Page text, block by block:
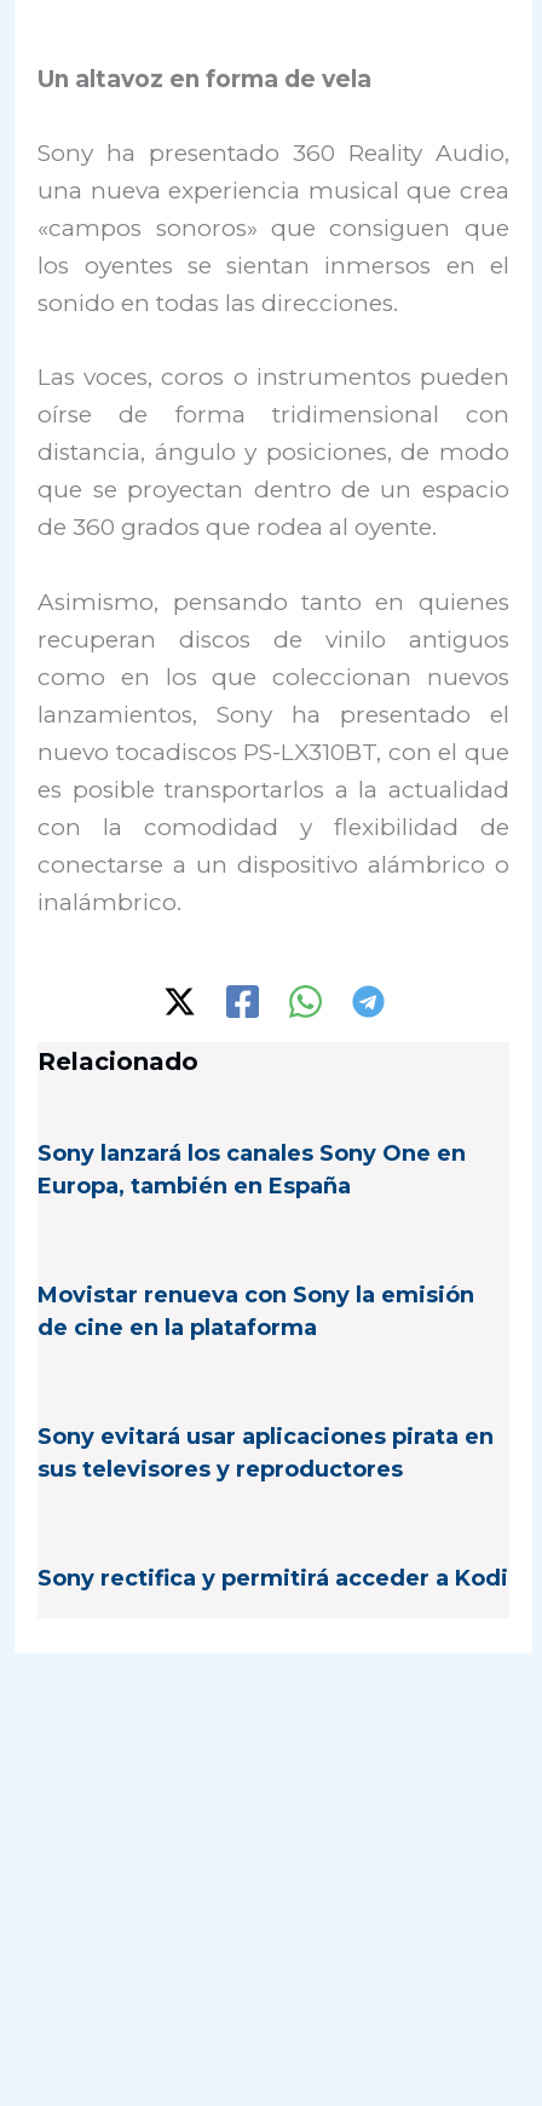
Un altavoz en forma de vela
Sony ha presentado 360 Reality Audio,
una nueva experiencia musical que crea
«campos sonoros» que consiguen que
los oyentes se sientan inmersos en el
sonido en todas las direcciones.
Las voces, coros o instrumentos pueden
oírse de forma tridimensional con
distancia, ángulo y posiciones, de modo
que se proyectan dentro de un espacio
de 360 grados que rodea al oyente.
Asimismo, pensando tanto en quienes
recuperan discos de vinilo antiguos
como en los que coleccionan nuevos
lanzamientos, Sony ha presentado el
nuevo tocadiscos PS-LX310BT, con el que
es posible transportarlos a la actualidad
con la comodidad y flexibilidad de
conectarse a un dispositivo alámbrico o
inalámbrico.
Relacionado
Sony lanzará los canales Sony One en
Europa, también en España
Movistar renueva con Sony la emisión
de cine en la plataforma
Sony evitará usar aplicaciones pirata en
sus televisores y reproductores
Sony rectifica y permitirá acceder a Kodi